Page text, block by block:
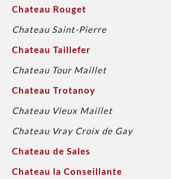
Chateau Rouget
Chateau Saint-Pierre
Chateau Taillefer
Chateau Tour Maillet
Chateau Trotanoy
Chateau Vieux Maillet
Chateau Vray Croix de Gay
Chateau de Sales
Chateau la Conseillante